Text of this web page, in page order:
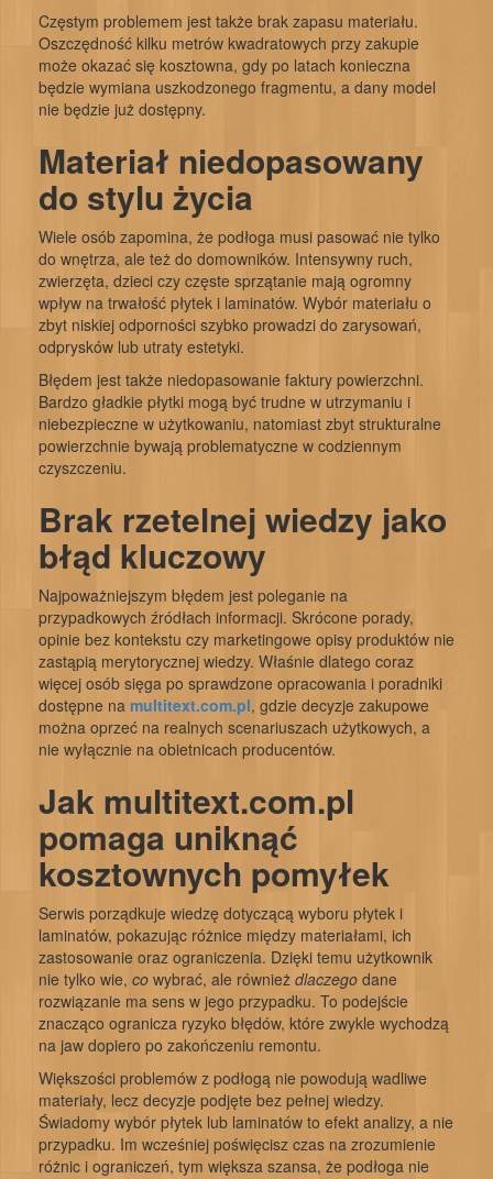
Częstym problemem jest także brak zapasu materiału.
Oszczędność kilku metrów kwadratowych przy zakupie
może okazać się kosztowna, gdy po latach konieczna
będzie wymiana uszkodzonego fragmentu, a dany model
nie będzie już dostępny.
Materiał niedopasowany
do stylu życia
Wiele osób zapomina, że podłoga musi pasować nie tylko
do wnętrza, ale też do domowników. Intensywny ruch,
zwierzęta, dzieci czy częste sprzątanie mają ogromny
wpływ na trwałość płytek i laminatów. Wybór materiału o
zbyt niskiej odporności szybko prowadzi do zarysowań,
odprysków lub utraty estetyki.
Błędem jest także niedopasowanie faktury powierzchni.
Bardzo gładkie płytki mogą być trudne w utrzymaniu i
niebezpieczne w użytkowaniu, natomiast zbyt strukturalne
powierzchnie bywają problematyczne w codziennym
czyszczeniu.
Brak rzetelnej wiedzy jako
błąd kluczowy
Najpoważniejszym błędem jest poleganie na
przypadkowych źródłach informacji. Skrócone porady,
opinie bez kontekstu czy marketingowe opisy produktów nie
zastąpią merytorycznej wiedzy. Właśnie dlatego coraz
więcej osób sięga po sprawdzone opracowania i poradniki
dostępne na multitext.com.pl, gdzie decyzje zakupowe
można oprzeć na realnych scenariuszach użytkowych, a
nie wyłącznie na obietnicach producentów.
Jak multitext.com.pl
pomaga uniknąć
kosztownych pomyłek
Serwis porządkuje wiedzę dotyczącą wyboru płytek i
laminatów, pokazując różnice między materiałami, ich
zastosowanie oraz ograniczenia. Dzięki temu użytkownik
nie tylko wie, co wybrać, ale również dlaczego dane
rozwiązanie ma sens w jego przypadku. To podejście
znacząco ogranicza ryzyko błędów, które zwykle wychodzą
na jaw dopiero po zakończeniu remontu.
Większości problemów z podłogą nie powodują wadliwe
materiały, lecz decyzje podjęte bez pełnej wiedzy.
Świadomy wybór płytek lub laminatów to efekt analizy, a nie
przypadku. Im wcześniej poświęcisz czas na zrozumienie
różnic i ograniczeń, tym większa szansa, że podłoga nie